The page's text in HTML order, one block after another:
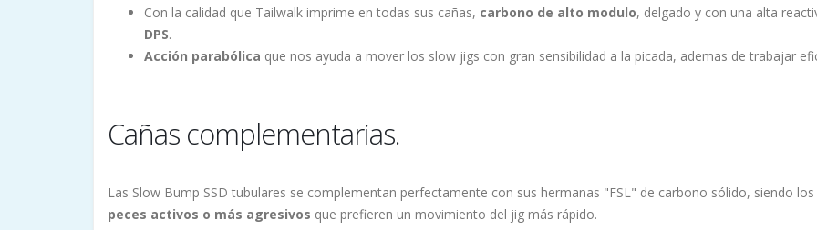
Con la calidad que Tailwalk imprime en todas sus cañas, carbono de alto modulo, delgado y con una alta
DPS.
Acción parabólica que nos ayuda a mover los slow jigs con gran sensibilidad a la picada, ademas de trabajar
Cañas complementarias.
Las Slow Bump SSD tubulares se complementan perfectamente con sus hermanas "FSL" de carbono sólido, siendo
peces activos o más agresivos que prefieren un movimiento del jig más rápido.